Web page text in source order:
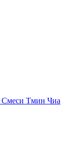
Смеси Тмин Чиа